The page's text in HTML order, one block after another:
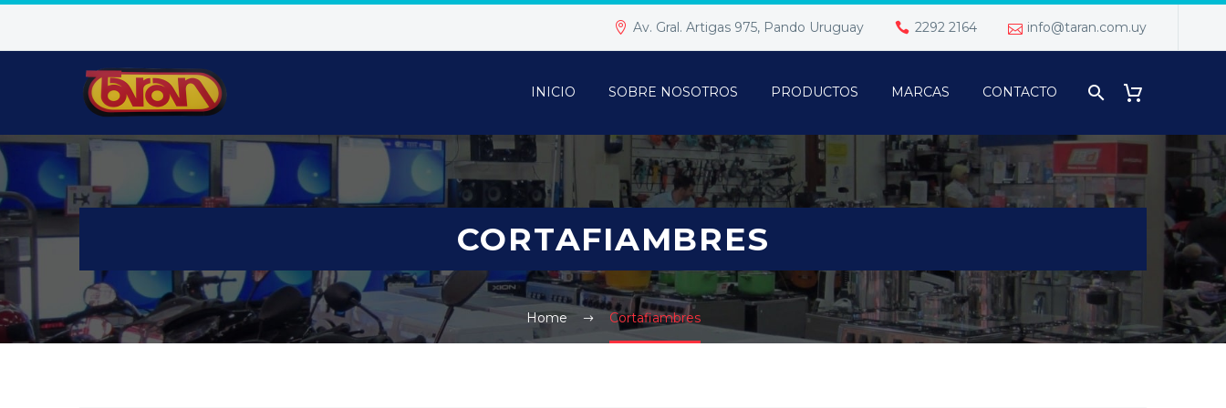
Av. Gral. Artigas 975, Pando Uruguay 2292 2164 info@taran.com.uy
INICIO SOBRE NOSOTROS PRODUCTOS MARCAS CONTACTO
CORTAFIAMBRES
Home Cortafiambres